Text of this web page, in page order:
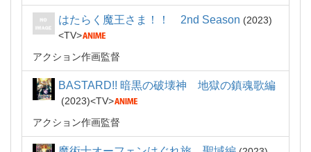
はたらく魔王さま！！ 2nd Season
2023
TV
アクション作画監督
BASTARD!! 暗黒の破壊神 地獄の鎮魂歌編
2023
TV
アクション作画監督